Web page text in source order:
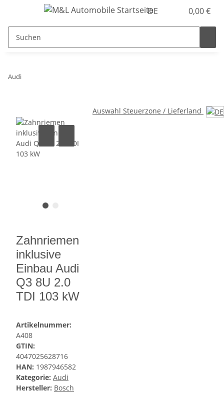
DE 0,00 €
Audi
Auswahl Steuerzone / Lieferland
Zahnriemen
inklusive
Einbau Audi
Q3 8U 2.0
TDI 103 kW
Artikelnummer:
A408
GTIN:
4047025628716
HAN: 1987946582
Kategorie: Audi
Hersteller: Bosch